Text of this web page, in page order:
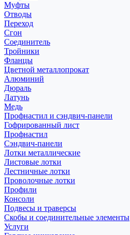
Муфты
Отводы
Переход
Сгон
Соединитель
Тройники
Фланцы
Цветной металлопрокат
Алюминий
Дюраль
Латунь
Медь
Профнастил и сэндвич-панели
Гофрированный лист
Профнастил
Сэндвич-панели
Лотки металлические
Листовые лотки
Лестничные лотки
Проволочные лотки
Профили
Консоли
Подвесы и траверсы
Скобы и соединительные элементы
Услуги